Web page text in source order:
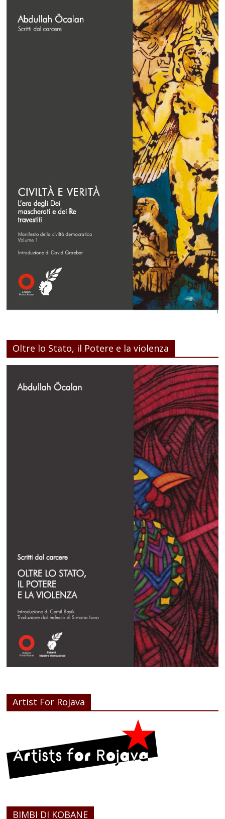
Oltre lo Stato, il Potere e la violenza
Artist For Rojava
BIMBI DI KOBANE